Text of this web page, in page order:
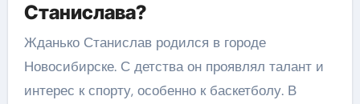
Станислава?
Жданько Станислав родился в городе
Новосибирске. С детства он проявлял талант и
интерес к спорту, особенно к баскетболу. В